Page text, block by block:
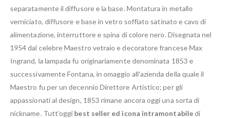
separatamente il diffusore e la base. Montatura in metallo
verniciato, diffusore e base in vetro soffiato satinato e cavo di
alimentazione, interruttore e spina di colore nero. Disegnata nel
1954 dal celebre Maestro vetraio e decoratore francese Max
Ingrand, la lampada fu originariamente denominata 1853 e
successivamente Fontana, in omaggio all’azienda della quale il
Maestro fu per un decennio Direttore Artistico; per gli
appassionati al design, 1853 rimane ancora oggi una sorta di
nickname. Tutt’oggi best seller ed icona intramontabiledi